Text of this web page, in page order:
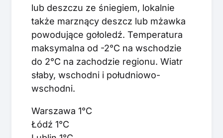
lub deszczu ze śniegiem, lokalnie
także marznący deszcz lub mżawka
powodujące gołoledź. Temperatura
maksymalna od -2°C na wschodzie
do 2°C na zachodzie regionu. Wiatr
słaby, wschodni i południowo-
wschodni.
Warszawa 1°C
Łódź 1°C